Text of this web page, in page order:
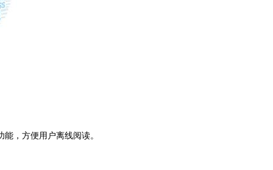
，方便用户离线阅读。